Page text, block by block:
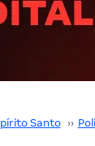
Santo ››